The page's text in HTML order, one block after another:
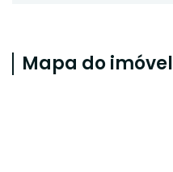
Mapa do imóvel